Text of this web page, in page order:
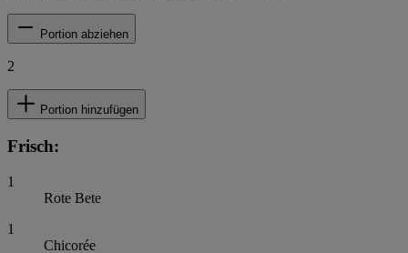
Portion abziehen
2
Portion hinzufügen
Frisch:
1
Rote Bete
1
Chicorée